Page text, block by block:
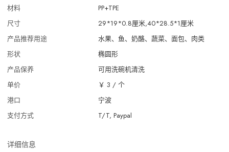
材料
PP+TPE
尺寸
29*19*0.8厘米,40*28.5*1厘米
产品推荐用途
水果、鱼、奶酪、蔬菜、面包、肉类
形状
椭圆形
产品保养
可用洗碗机清洗
单价
￥ 3 /个
港口
宁波
支付方式
T/T, Paypal
详细信息